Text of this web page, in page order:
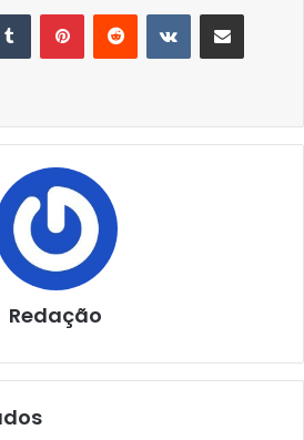
Tumblr PinterestReddit VK Compartilhar via e-mail
Redação